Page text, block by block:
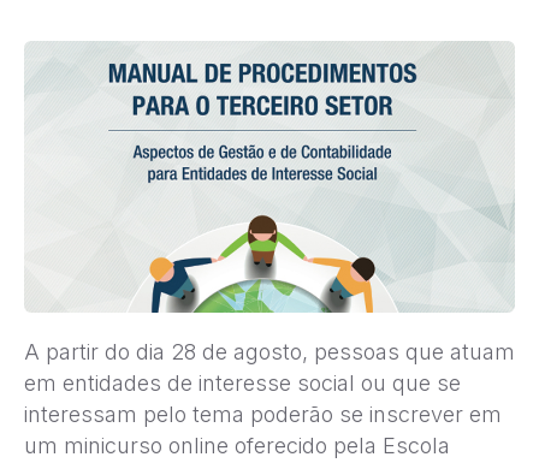
A partir do dia 28 de agosto, pessoas que atuam
em entidades de interesse social ou que se
interessam pelo tema poderão se inscrever em
um minicurso online oferecido pela Escola